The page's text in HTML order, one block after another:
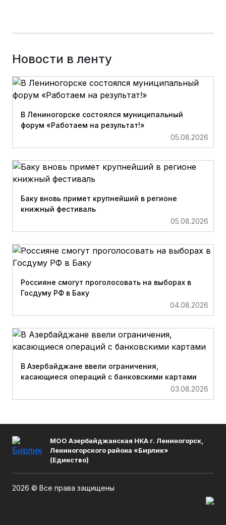
Новости в ленту
В Лениногорске состоялся муниципальный
форум «Работаем на результат!»
05.08.2026
Баку вновь примет крупнейший в регионе
книжный фестиваль
05.08.2026
Россияне смогут проголосовать на выборах в
Госдуму РФ в Баку
04.08.2026
В Азербайджане ввели ограничения,
касающиеся операций с банковскими картами
03.08.2026
МОО Азербайджанская НКА г. Лениногорск,
Лениногорского района «Бирлик»
(Единство)
2026 © Все права защищены